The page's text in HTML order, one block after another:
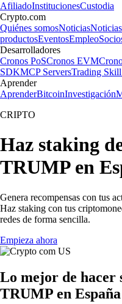
AfiliadoInstitucionesCustodia
Crypto.com
Quiénes somosNoticias
productosEventosEmpleo
Desarrolladores
Cronos PoSCronos EVM
SDKMCP ServersTrading
Aprender
AprenderBitcoinInvestigación
CRIPTO
Haz staking
TRUMP en
Genera recompensas con tus
Haz staking con tus
redes de forma sencilla.
Empieza ahora
Lo mejor de
TRUMP en España